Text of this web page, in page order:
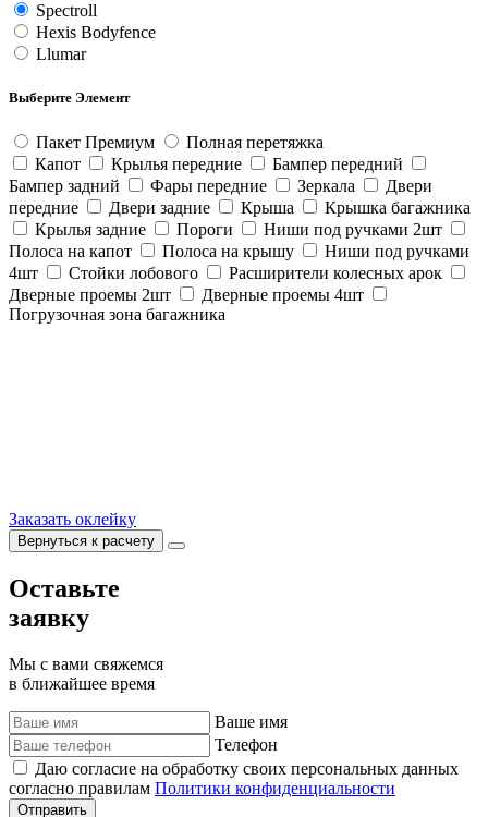
Spectroll
Hexis Bodyfence
Llumar
Выберите Элемент
Пакет Премиум
Полная перетяжка
Капот
Крылья передние
Бампер передний
Бампер задний
Фары передние Зеркала
Двери
передние
Двери задние Крыша
Крышка багажника
Крылья задние
Пороги
Ниши под ручками 2шт
Полоса на капот
Полоса на крышу
Ниши под ручками
4шт
Стойки лобового
Расширители колесных арок
Дверные проемы 2шт
Дверные проемы 4шт
Погрузочная зона багажника
Заказать оклейку
Вернуться к расчету
Оставьте
заявку
Мы с вами свяжемся
в ближайшее время
Ваше имя
Телефон
Даю согласие на обработку своих персональных данных
согласно правилам Политики конфиденциальности
Отправить